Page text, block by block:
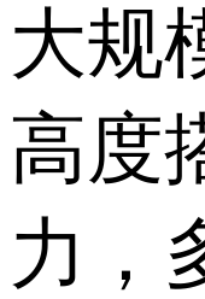
大规
高度
力，